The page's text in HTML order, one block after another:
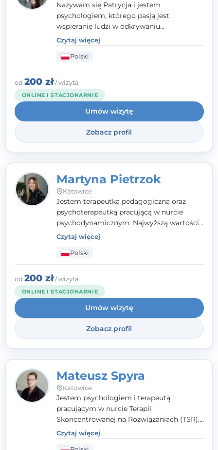
Nazywam się Patrycja i jestem
psychologiem, którego pasją jest
wspieranie ludzi w odkrywaniu
wewnętrznej siły i radzeniu sobie z
codziennymi trudnościami. Pracuję w
nurcie poznawczo-behawioralnym, oferując
indywidualne podejście pełne empatii,
zaufania i wsparcia. Jeśli masz za sobą
trudny czas, jestem tutaj dla Ciebie.
Czytaj więcej
Polski
od 200 zł/ wizyta
ONLINE I STACJONARNIE
Umów wizytę
Zobacz profil
Martyna Pietrzok
Katowice
Jestem terapeutką pedagogiczną oraz
psychoterapeutką pracującą w nurcie
psychodynamicznym. Najwyższą wartością
jest dla mnie bliska, pełna zrozumienia i
zaangażowania relacja z pacjentem. To
właśnie ta oparta na zaufaniu więź staje się
przestrzenią, w której można dotrzeć do
źródła trudności i spojrzeć na nie inaczej
niż dotąd.
Czytaj więcej
Polski
od 200 zł/ wizyta
ONLINE I STACJONARNIE
Umów wizytę
Zobacz profil
Mateusz Spyra
Katowice
Jestem psychologiem i terapeutą
pracującym w nurcie Terapii
Skoncentrowanej na Rozwiązaniach (TSR).
Towarzyszę młodzieży i dorosłym z
empatią, zrozumieniem i bez oceniania.
Czytaj więcej